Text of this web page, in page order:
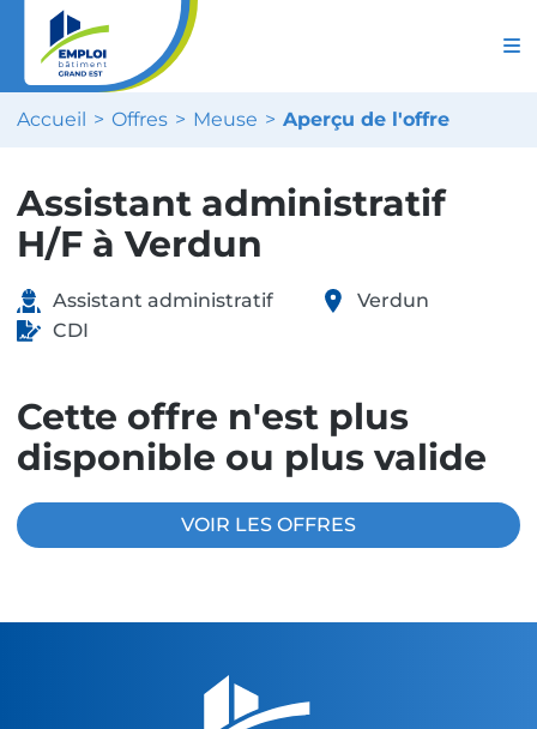
Accueil Offres Meuse Aperçu de l'offre
Assistant administratif
H/F à Verdun
Assistant administratif
Verdun
CDI
Cette offre n'est plus
disponible ou plus valide
VOIR LES OFFRES